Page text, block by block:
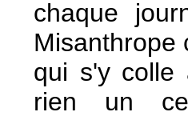
chaque
Misanthrope
qui s'y colle
rien un